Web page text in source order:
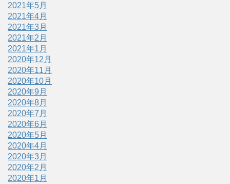
2021年5月
2021年4月
2021年3月
2021年2月
2021年1月
2020年12月
2020年11月
2020年10月
2020年9月
2020年8月
2020年7月
2020年6月
2020年5月
2020年4月
2020年3月
2020年2月
2020年1月